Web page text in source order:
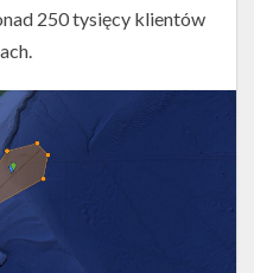
250 tysięcy klientów